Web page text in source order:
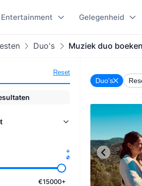
Entertainment Gelegenheid
Duo's Muziek duo boeken
Reset
€15000+
Duo's